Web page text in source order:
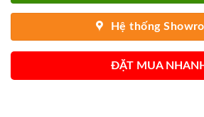
Hệ thống
ĐẶT MUA